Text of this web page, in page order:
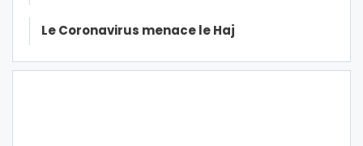
Le Coronavirus menace le Haj